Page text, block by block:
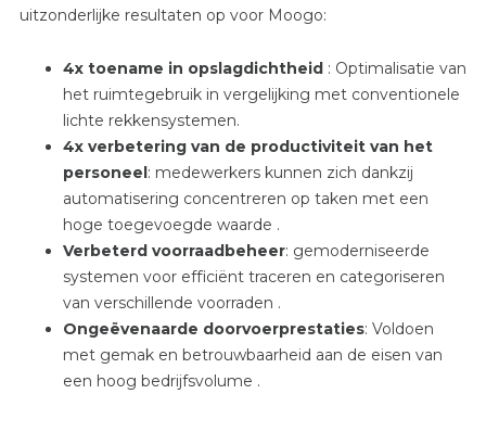
uitzonderlijke resultaten op voor Moogo:
4x toename in opslagdichtheid : Optimalisatie van
het ruimtegebruik in vergelijking met conventionele
lichte rekkensystemen.
4x verbetering van de productiviteit van het
personeel: medewerkers kunnen zich dankzij
automatisering concentreren op taken met een
hoge toegevoegde waarde .
Verbeterd voorraadbeheer: gemoderniseerde
systemen voor efficiënt traceren en categoriseren
van verschillende voorraden .
Ongeëvenaarde doorvoerprestaties: Voldoen
met gemak en betrouwbaarheid aan de eisen van
een hoog bedrijfsvolume .